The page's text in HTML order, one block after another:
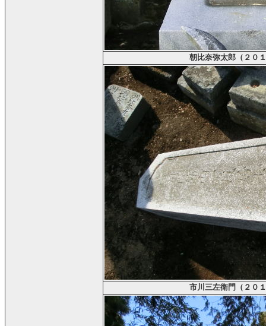
朝比奈弥太郎（２０
市川三左衛門（２０